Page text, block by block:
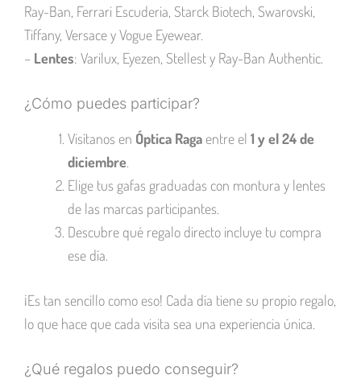
Ray-Ban, Ferrari Escuderia, Starck Biotech, Swarovski,
Tiffany, Versace y Vogue Eyewear.
– Lentes: Varilux, Eyezen, Stellest y Ray-Ban Authentic.
¿Cómo puedes participar?
Visítanos en Óptica Raga entre el 1 y el 24 de
diciembre.
Elige tus gafas graduadas con montura y lentes
de las marcas participantes.
Descubre qué regalo directo incluye tu compra
ese día.
¡Es tan sencillo como eso! Cada día tiene su propio regalo,
lo que hace que cada visita sea una experiencia única.
¿Qué regalos puedo conseguir?